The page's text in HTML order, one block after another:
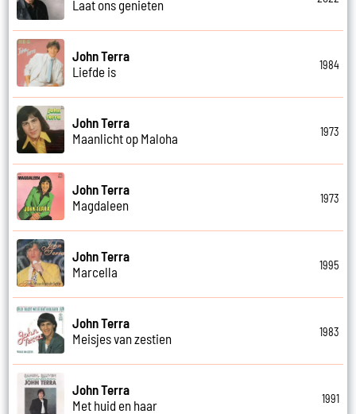
Laat ons genieten
John Terra
Liefde is
1984
John Terra
Maanlicht op Maloha
1973
John Terra
Magdaleen
1973
John Terra
Marcella
1995
John Terra
Meisjes van zestien
1983
John Terra
Met huid en haar
1991